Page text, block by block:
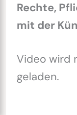
Rechte,
mit der
Video wird
geladen.